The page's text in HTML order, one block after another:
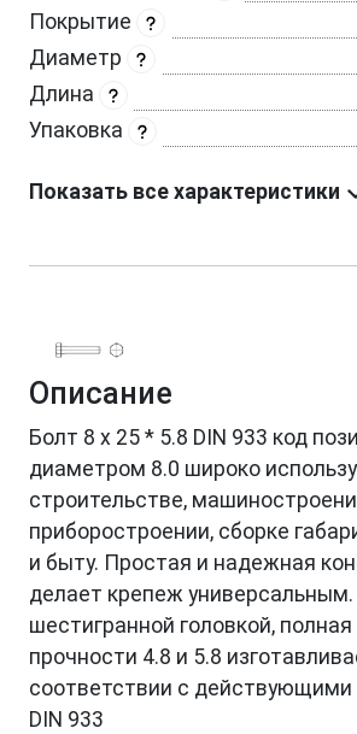
Покрытие
Диаметр
Длина
Упаковка
Показать все характеристики
Описание
Болт 8 х 25 * 5.8 DIN 933 код
диаметром 8.0 широко
строительстве,
приборостроении, сборке
и быту. Простая и надежная
делает крепеж универсальным.
шестигранной головкой, полная
прочности 4.8 и 5.8
соответствии с
DIN 933